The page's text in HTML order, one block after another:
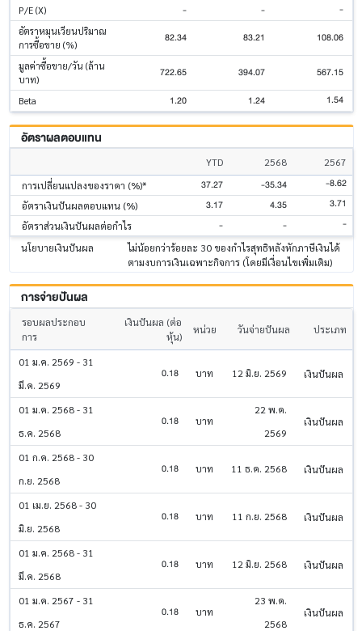
P/E (X) - - -
อัตราหมุนเวียนปริมาณ
การซื้อขาย (%)
82.34 83.21 108.06
มูลค่าซื้อขาย/วัน (ล้าน
บาท)
722.65 394.07 567.15
Beta 1.20 1.24 1.54
อัตราผลตอบแทน
YTD 2568
2567
การเปลี่ยนแปลงของราคา (%)*
37.27 -35.34 -8.62
อัตราเงินปันผลตอบแทน (%) 3.17 4.35 3.71
อัตราส่วนเงินปันผลต่อกำไร - - -
นโยบายเงินปันผล
ไม่น้อยกว่าร้อยละ 30 ของกำไรสุทธิหลังหักภาษีเงินได้
ตามงบการเงินเฉพาะกิจการ (โดยมีเงื่อนไขเพิ่มเติม)
การจ่ายปันผล
รอบผลประกอบ
การ
เงินปันผล (ต่อ
หุ้น)
หน่วย วันจ่ายปันผล ประเภท
01 ม.ค. 2569 - 31
มี.ค. 2569
0.18 บาท 12 มิ.ย. 2569 เงินปันผล
01 ม.ค. 2568 - 31
ธ.ค. 2568
0.18 บาท
22 พ.ค.
2569
เงินปันผล
01 ก.ค. 2568 - 30
ก.ย. 2568
0.18 บาท 11 ธ.ค. 2568 เงินปันผล
01 เม.ย. 2568 - 30
มิ.ย. 2568
0.18 บาท 11 ก.ย. 2568 เงินปันผล
01 ม.ค. 2568 - 31
มี.ค. 2568
0.18 บาท 12 มิ.ย. 2568 เงินปันผล
01 ม.ค. 2567 - 31
ธ.ค. 2567
0.18 บาท
23 พ.ค.
2568
เงินปันผล